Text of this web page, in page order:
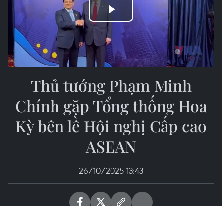
Play
Video
Thủ tướng Phạm Minh
Chính gặp Tổng thống Hoa
Kỳ bên lề Hội nghị Cấp cao
ASEAN
26/10/2025 13:43